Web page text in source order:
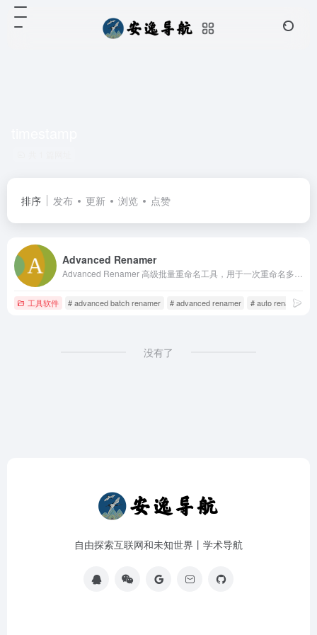
排序 发布 更新 浏览 点赞
Advanced Renamer
工具软件 # advanced batch renamer # advanced renamer # auto rename
没有了
自由探索互联网和未知世界丨学术导航